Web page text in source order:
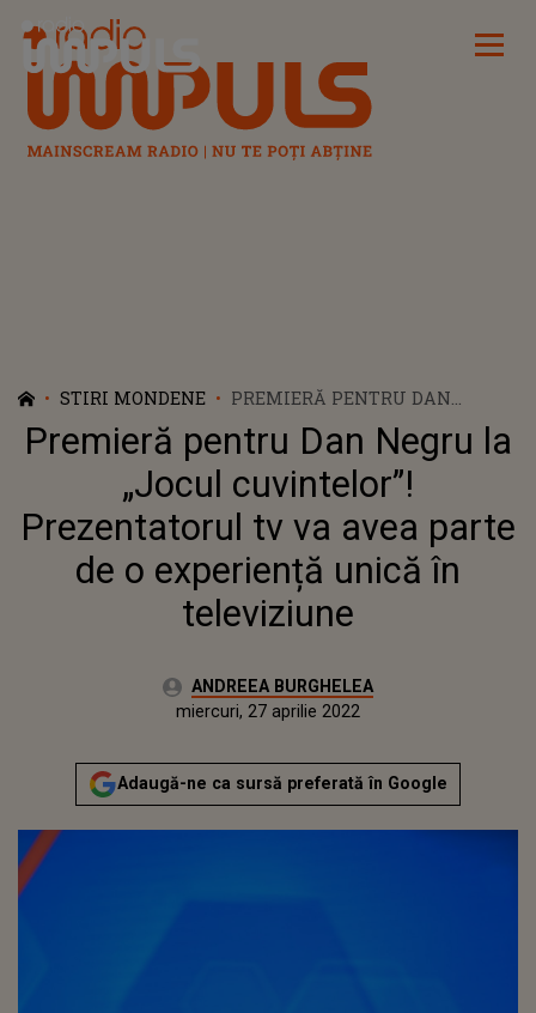
Radio Impuls
STIRI MONDENE
PREMIERĂ PENTRU DAN
NEGRU LA „JOCUL
CUVINTELOR”! PREZENTATORUL
TV VA AVEA PARTE DE O
EXPERIENȚĂ UNICĂ ÎN
TELEVIZIUNE
Premieră pentru Dan Negru la
„Jocul cuvintelor”!
Prezentatorul tv va avea parte
de o experiență unică în
televiziune
Autor:ANDREEA BURGHELEA
miercuri, 27 aprilie 2022Actualizat:
miercuri, 27 aprilie 2022
Adaugă-ne ca sursă preferată în Google